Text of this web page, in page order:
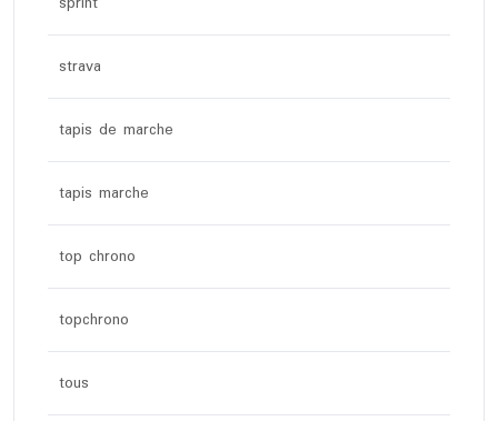
strava
tapis de marche
tapis marche
top chrono
topchrono
tous